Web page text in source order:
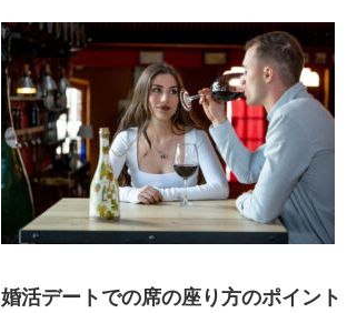
婚活デートでの席の座り方のポイント